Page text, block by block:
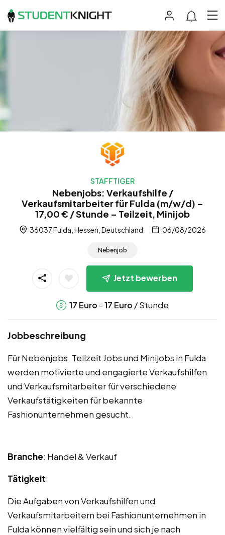
STAFFTIGER
Nebenjobs: Verkaufshilfe /
Verkaufsmitarbeiter für Fulda (m/w/d) –
17,00 € / Stunde – Teilzeit, Minijob
36037 Fulda, Hessen, Deutschland 06/08/2026
Nebenjob
Jetzt bewerben
17 Euro -17 Euro / Stunde
Jobbeschreibung
Für Nebenjobs, Teilzeit Jobs und Minijobs in Fulda
werden motivierte und engagierte Verkaufshilfen
und Verkaufsmitarbeiter für verschiedene
Verkaufstätigkeiten für bekannte
Fashionunternehmen gesucht.
Branche: Handel & Verkauf
Tätigkeit:
Die Aufgaben von Verkaufshilfen und
Verkaufsmitarbeitern bei Fashionunternehmen in
Fulda können vielfältig sein und sich je nach